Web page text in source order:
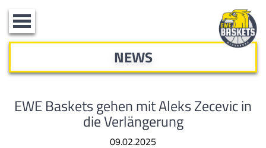
Toggle
navigation
NEWS
EWE Baskets gehen mit Aleks Zecevic in
die Verlängerung
09.02.2025